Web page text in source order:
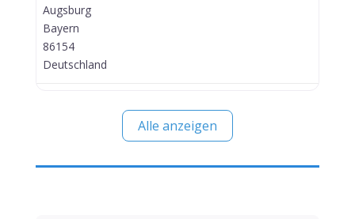
Augsburg
Bayern
86154
Deutschland
Alle anzeigen